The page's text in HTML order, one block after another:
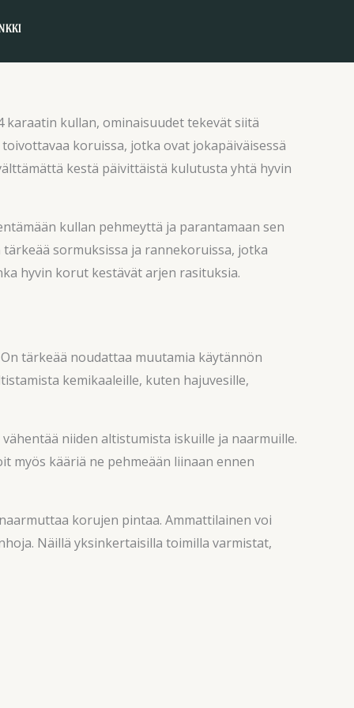
kullan, ominaisuudet tekevät siitä
koruissa, jotka ovat jokapäiväisessä
kestä päivittäistä kulutusta yhtä hyvin
kullan pehmeyttä ja parantamaan sen
sormuksissa ja rannekoruissa, jotka
hyvin korut kestävät arjen rasituksia.
tärkeää noudattaa muutamia käytännön
kemikaaleille, kuten hajuvesille,
niiden altistumista iskuille ja naarmuille.
myös kääriä ne pehmeään liinaan ennen
korujen pintaa. Ammattilainen voi
Näillä yksinkertaisilla toimilla varmistat,